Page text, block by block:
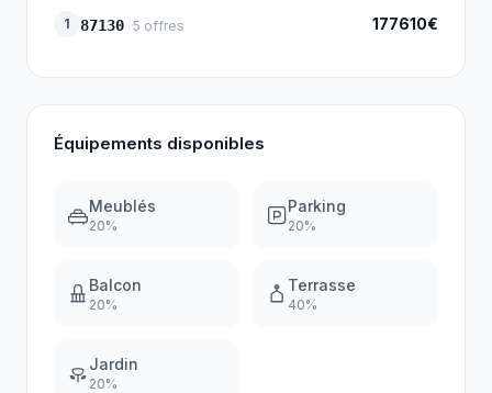
1 87130 5 offres 177610€
Équipements disponibles
Meublés
20%
Parking
20%
Balcon
20%
Terrasse
40%
Jardin
20%